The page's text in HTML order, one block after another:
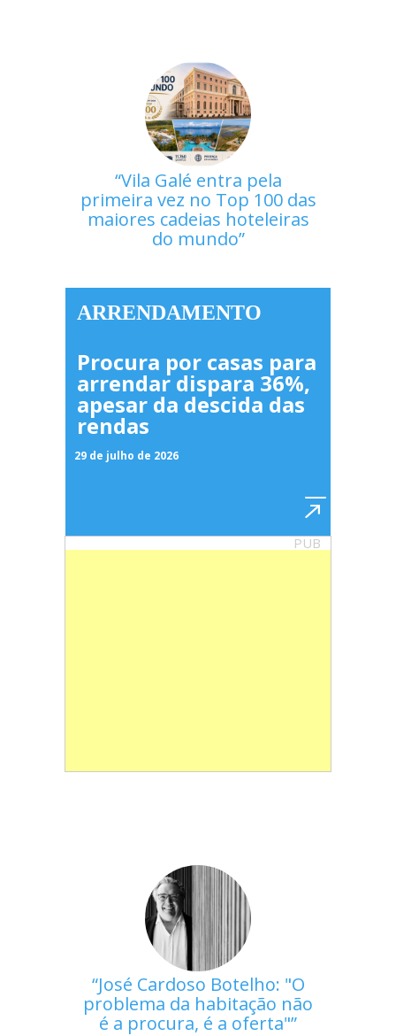
Vila Galé entra pela
primeira vez no Top 100 das
maiores cadeias hoteleiras
do mundo
ARRENDAMENTO
Procura por casas para
arrendar dispara 36%,
apesar da descida das
rendas
29 de julho de 2026
PUB
José Cardoso Botelho: "O
problema da habitação não
é a procura, é a oferta"